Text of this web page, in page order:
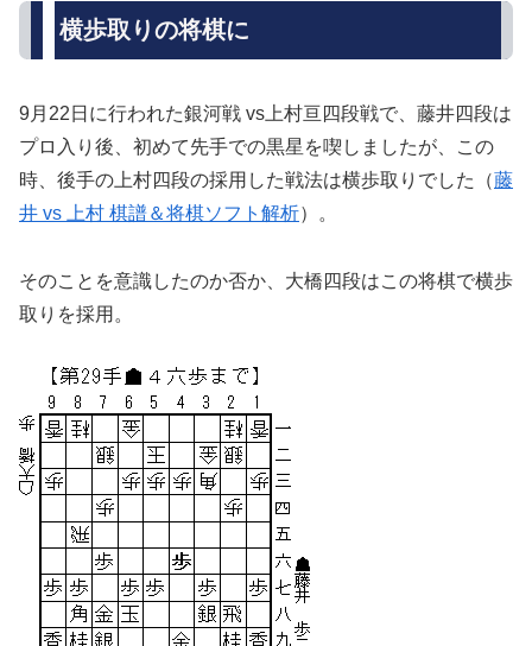
横歩取りの将棋に
9月22日に行われた銀河戦 vs上村亘四段戦で、藤井四段は
プロ入り後、初めて先手での黒星を喫しましたが、この
時、後手の上村四段の採用した戦法は横歩取りでした（藤
井 vs 上村 棋譜＆将棋ソフト解析）。
そのことを意識したのか否か、大橋四段はこの将棋で横歩
取りを採用。